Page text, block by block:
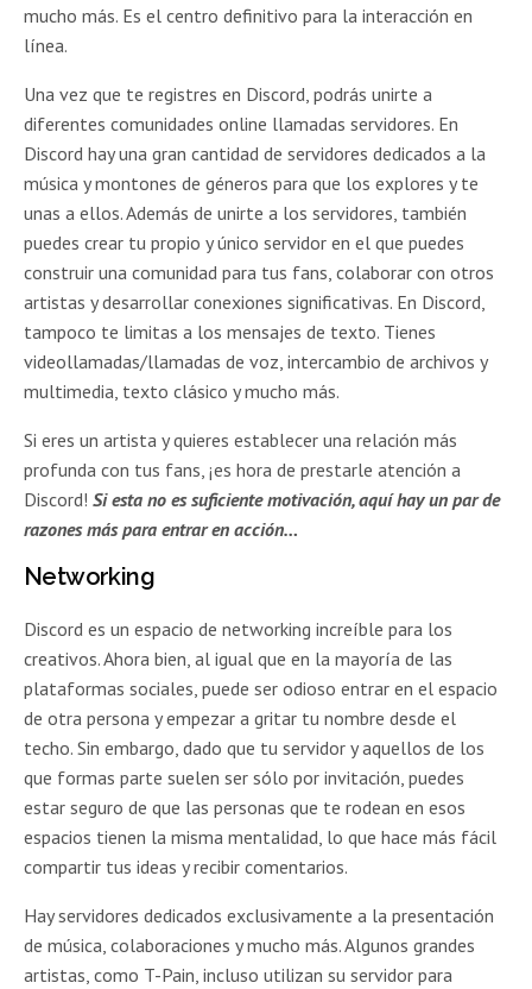
mucho más. Es el centro definitivo para la interacción en
línea.
Una vez que te registres en Discord, podrás unirte a
diferentes comunidades online llamadas servidores. En
Discord hay una gran cantidad de servidores dedicados a la
música y montones de géneros para que los explores y te
unas a ellos. Además de unirte a los servidores, también
puedes crear tu propio y único servidor en el que puedes
construir una comunidad para tus fans, colaborar con otros
artistas y desarrollar conexiones significativas. En Discord,
tampoco te limitas a los mensajes de texto. Tienes
videollamadas/llamadas de voz, intercambio de archivos y
multimedia, texto clásico y mucho más.
Si eres un artista y quieres establecer una relación más
profunda con tus fans, ¡es hora de prestarle atención a
Discord!Si esta no es suficiente motivación, aquí hay un par de
razones más para entrar en acción…
Networking
Discord es un espacio de networking increíble para los
creativos. Ahora bien, al igual que en la mayoría de las
plataformas sociales, puede ser odioso entrar en el espacio
de otra persona y empezar a gritar tu nombre desde el
techo. Sin embargo, dado que tu servidor y aquellos de los
que formas parte suelen ser sólo por invitación, puedes
estar seguro de que las personas que te rodean en esos
espacios tienen la misma mentalidad, lo que hace más fácil
compartir tus ideas y recibir comentarios.
Hay servidores dedicados exclusivamente a la presentación
de música, colaboraciones y mucho más. Algunos grandes
artistas, como T-Pain, incluso utilizan su servidor para